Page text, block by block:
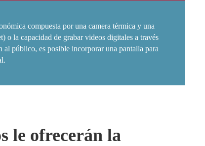
compuesta por una camera térmica y una
o la capacidad de grabar videos digitales a través
público, es posible incorporar una pantalla para
le ofrecerán la